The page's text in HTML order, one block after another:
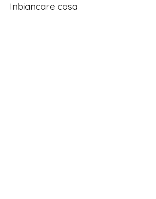
Inbiancare casa